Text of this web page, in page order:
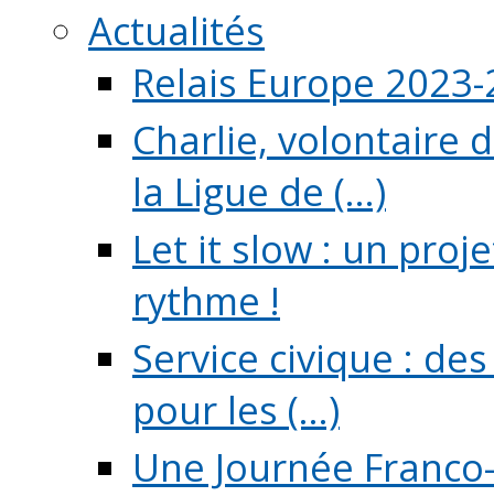
Actualités
Relais Europe
Charlie, volontaire
la Ligue de (...)
Let it slow : un
rythme !
Service civique :
pour les (...)
Une Journée